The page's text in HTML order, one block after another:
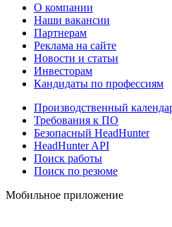
О компании
Наши вакансии
Партнерам
Реклама на сайте
Новости и статьи
Инвесторам
Кандидаты по профессиям
Производственный
Требования к ПО
Безопасный HeadHunter
HeadHunter API
Поиск работы
Поиск по резюме
Мобильное приложение